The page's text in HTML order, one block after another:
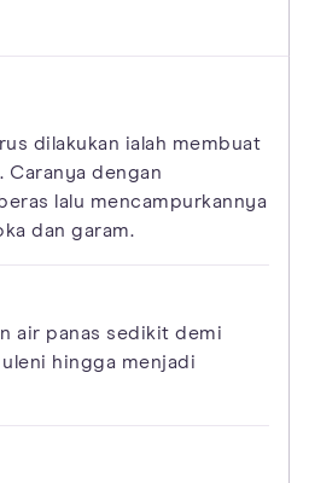
dilakukan ialah membuat
Caranya dengan
lalu mencampurkannya
dan garam.
air panas sedikit demi
hingga menjadi